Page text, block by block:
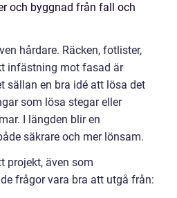
och byggnad från fall och
hårdare. Räcken, fotlister,
infästning mot fasad är
sällan en bra idé att lösa det
som lösa stegar eller
I längden blir en
säkrare och mer lönsam.
projekt, även som
frågor vara bra att utgå från: